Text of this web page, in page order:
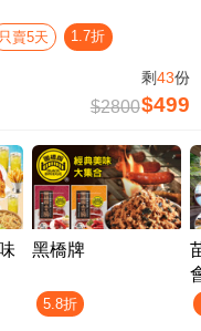
只賣5天 1.7折
剩43份
$2800$499
黑橋牌
5.8折